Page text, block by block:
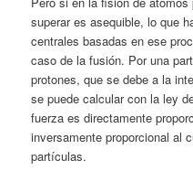
superar es asequible, lo que
centrales basadas en ese
caso de la fusión. Por una
protones, que se debe a la
se puede calcular con la ley
fuerza es directamente
inversamente proporcional al
partículas.